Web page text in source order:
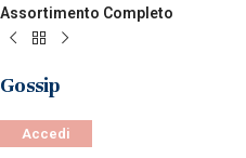
Assortimento Completo
Gossip
Accedi